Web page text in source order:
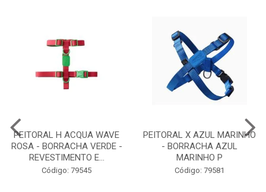
PEITORAL H ACQUA WAVE
ROSA - BORRACHA VERDE -
REVESTIMENTO E...
Código: 79545
PEITORAL X AZUL MARINHO
- BORRACHA AZUL
MARINHO P
Código: 79581